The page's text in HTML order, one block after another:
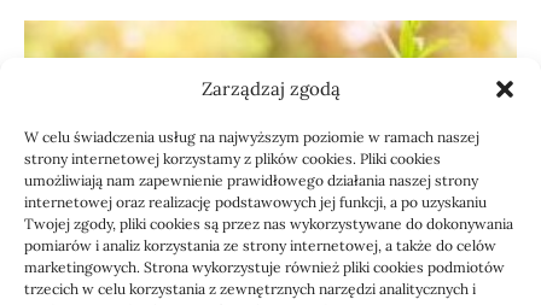
Zarządzaj zgodą
W celu świadczenia usług na najwyższym poziomie w ramach naszej
strony internetowej korzystamy z plików cookies. Pliki cookies
umożliwiają nam zapewnienie prawidłowego działania naszej strony
internetowej oraz realizację podstawowych jej funkcji, a po uzyskaniu
Twojej zgody, pliki cookies są przez nas wykorzystywane do dokonywania
pomiarów i analiz korzystania ze strony internetowej, a także do celów
marketingowych. Strona wykorzystuje również pliki cookies podmiotów
trzecich w celu korzystania z zewnętrznych narzędzi analitycznych i
Usługi